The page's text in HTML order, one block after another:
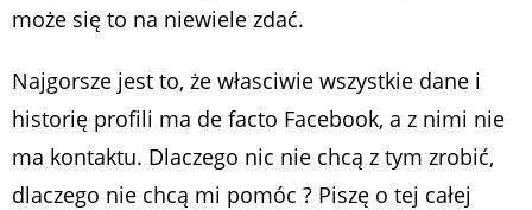
może się to na niewiele zdać.
Najgorsze jest to, że własciwie wszystkie dane i
historię profili ma de facto Facebook, a z nimi nie
ma kontaktu. Dlaczego nic nie chcą z tym zrobić,
dlaczego nie chcą mi pomóc ? Piszę o tej całej